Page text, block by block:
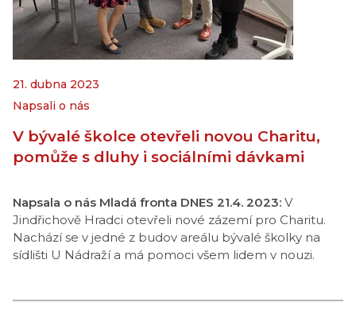
21. dubna 2023
Napsali o nás
V bývalé školce otevřeli novou Charitu,
pomůže s dluhy i sociálními dávkami
Napsala o nás Mladá fronta DNES 21.4. 2023: V
Jindřichově Hradci otevřeli nové zázemí pro Charitu.
Nachází se v jedné z budov areálu bývalé školky na
sídlišti U Nádraží a má pomoci všem lidem v nouzi.